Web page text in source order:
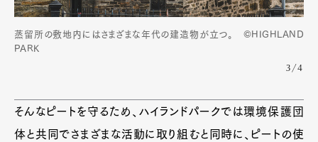
蒸留所の敷地内にはさまざまな年代の建造物が立つ。 ©HIGHLAND
PARK
3/4
そんなピートを守るため、ハイランドパークでは環境保護団
体と共同でさまざまな活動に取り組むと同時に、ピートの使